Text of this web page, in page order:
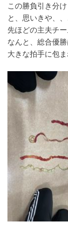
この勝負引き分け
と、思いきや、
先ほどの主夫チー
なんと、総合優
大きな拍手に包ま